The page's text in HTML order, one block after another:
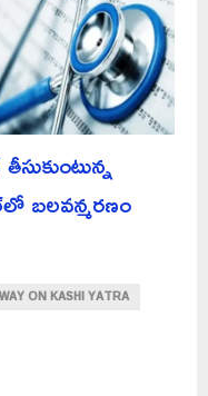
బలవన్మరణం
ON KASHI YATRA